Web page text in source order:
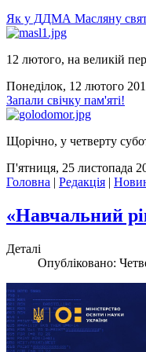
Як у ДДМА Масляну
12 лютого, на великій
Понеділок, 12 лютого
Запали свічку пам'яті!
Щорічно, у четверту
П'ятниця, 25 листопада
Головна | Редакція |
«Навчальний
Деталі
Опубліковано: